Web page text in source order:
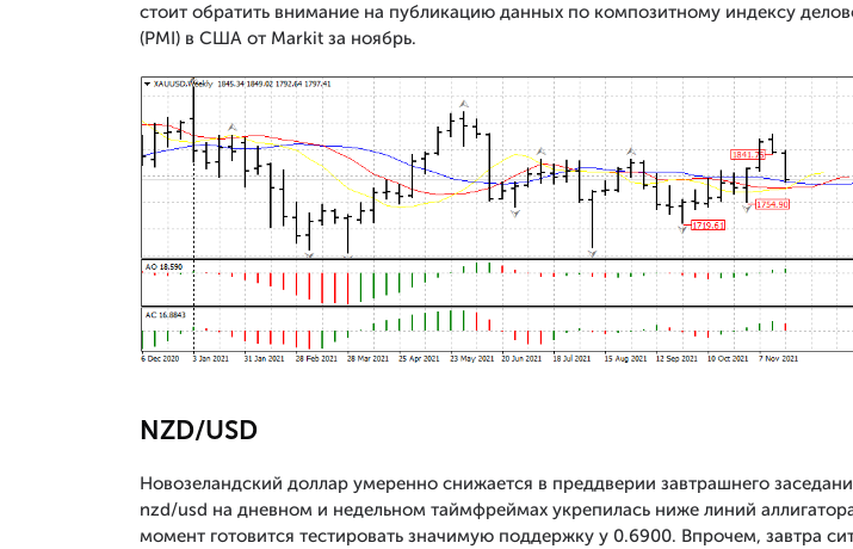
стоит обратить внимание на публикацию данных по композитному индексу
(PMI) в США от Markit за ноябрь.
NZD/USD
Новозеландский доллар умеренно снижается в преддверии завтрашнего
nzd/usd на дневном и недельном таймфреймах укрепилась ниже линий
момент готовится тестировать значимую поддержку у 0.6900. Впрочем, завтра